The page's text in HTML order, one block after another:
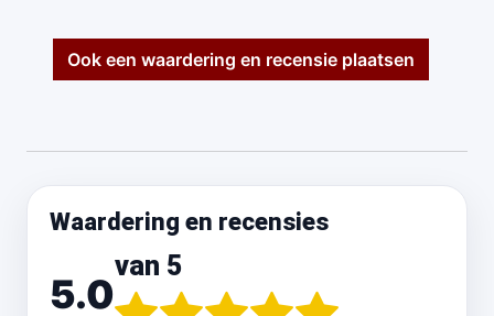
Ook een waardering en recensie plaatsen
Waardering en recensies
5.0
van 5